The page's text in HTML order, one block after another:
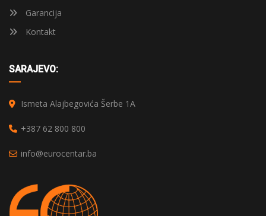
Garancija
Kontakt
SARAJEVO:
Ismeta Alajbegovića Šerbe 1A
+387 62 800 800
info@eurocentar.ba